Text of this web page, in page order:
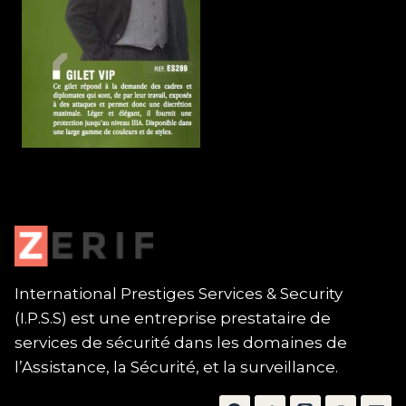
International Prestiges Services & Security
(I.P.S.S) est une entreprise prestataire de
services de sécurité dans les domaines de
l’Assistance, la Sécurité, et la surveillance.